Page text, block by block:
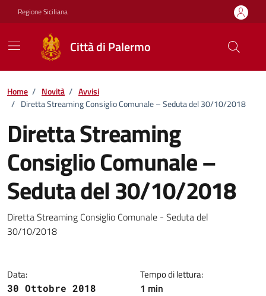
Vai ai contenuti
Vai al footer
Regione Siciliana
Città di Palermo
Home / Novità / Avvisi
/ Diretta Streaming Consiglio Comunale – Seduta del 30/10/2018
Diretta Streaming
Consiglio Comunale –
Seduta del 30/10/2018
Dettagli della notizia
Diretta Streaming Consiglio Comunale - Seduta del
30/10/2018
Data:
30 Ottobre 2018
Tempo di lettura:
1 min